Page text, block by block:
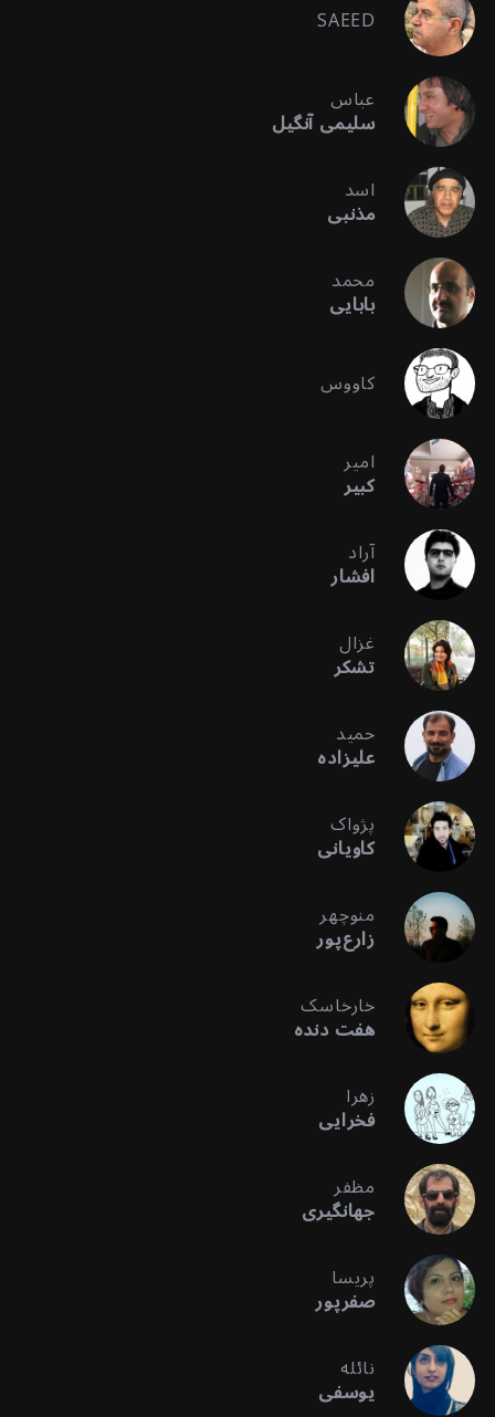
SAEED
عباس
سلیمی آنگیل
اسد
مذنبی
محمد
بابایی
کاووس
امیر
کبیر
آراد
افشار
غزال
تشکر
حمید
علیزاده
پژواک
کاویانی
منوچهر
زارع‌پور
خارخاسک
هفت دنده
زهرا
فخرایی
مظفر
جهانگیری
پریسا
صفرپور
نائله
یوسفی